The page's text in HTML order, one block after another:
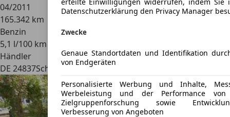
04/2011
165.342 km
Benzin
5,1 l/100 km (komb.)
Händler
DE 24837Schleswig
erteilte Einwilligungen widerrufen, indem Sie
Datenschutzerklärung den Privacy Manager
Zwecke
Genaue Standortdaten und Identifikation
von Endgeräten
Personalisierte Werbung und Inhalte,
Werbeleistung und der Performance von
Zielgruppenforschung sowie
Verbesserung von Angeboten